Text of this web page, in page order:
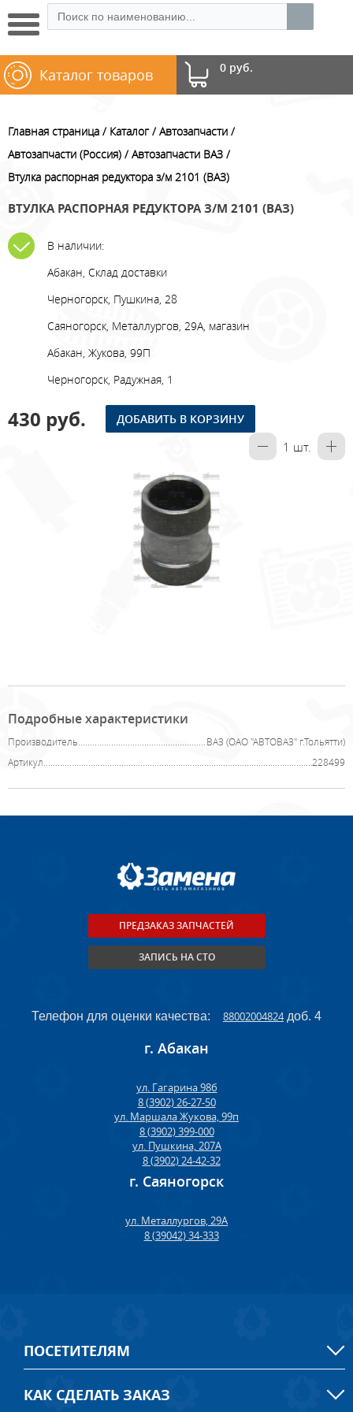
0 руб.
Каталог товаров
Главная страница Каталог
Автозапчасти
Автозапчасти (Россия)
Автозапчасти ВАЗ
Втулка распорная редуктора з/м 2101 (ВАЗ)
ВТУЛКА РАСПОРНАЯ РЕДУКТОРА З/М 2101 (ВАЗ)
В наличии:
Абакан, Склад доставки
Черногорск, Пушкина, 28
Саяногорск, Металлургов, 29А, магазин
Абакан, Жукова, 99П
Черногорск, Радужная, 1
430 руб. ДОБАВИТЬ В КОРЗИНУ
1 шт.
Подробные характеристики
Производитель
ВАЗ (ОАО "АВТОВАЗ" г.Тольятти)
Артикул
228499
ПРЕДЗАКАЗ ЗАПЧАСТЕЙ
ЗАПИСЬ НА СТО
Телефон для оценки качества: 88002004824доб. 4
г. Абакан
ул. Гагарина 98б
8 (3902) 26-27-50
ул. Маршала Жукова, 99п
8 (3902) 399-000
ул. Пушкина, 207А
8 (3902) 24-42-32
г. Саяногорск
ул. Металлургов, 29А
8 (39042) 34-333
ПОСЕТИТЕЛЯМ
КАК СДЕЛАТЬ ЗАКАЗ